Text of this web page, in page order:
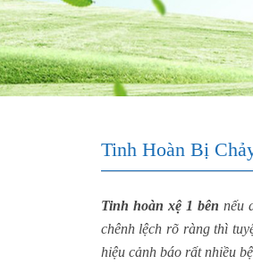
Tinh Hoàn Bị
Tinh hoàn xệ 1 bên nếu
chênh lệch rõ ràng thì
hiệu cảnh báo rất nhiều